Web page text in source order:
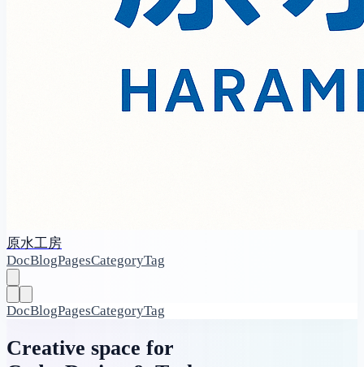
原水工房
DocBlogPagesCategoryTag
DocBlogPagesCategoryTag
Creative space for